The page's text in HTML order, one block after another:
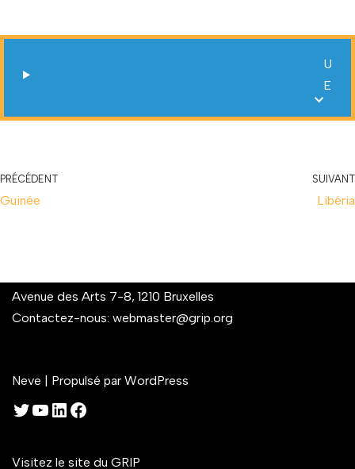
U
E
PRÉCÉDENT
Guinée
SUIVANT
Libéria
Avenue des Arts 7-8, 1210 Bruxelles
Contactez-nous: webmaster@grip.org
Neve | Propulsé par WordPress
Visitez le site du GRIP